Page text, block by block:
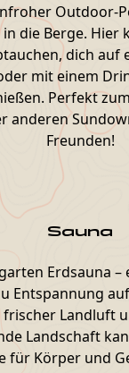
Outdoor-
die Berge. Hier
dich auf
mit einem
Perfekt
anderen
Freunden!
Sauna
Erdsauna
Entspannung
Landluft
Landschaft
für Körper und